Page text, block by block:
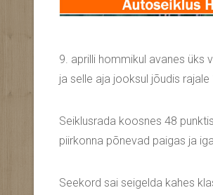
9. aprilli hommikul avanes üks
ja selle aja jooksul jõudis rajale
Seiklusrada koosnes 48
piirkonna põnevad paigas ja
Seekord sai seigelda kahes